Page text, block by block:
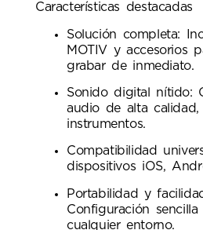
Características destacadas
Solución completa:
MOTIV y accesorios
grabar de inmediato.
Sonido digital nítido:
audio de alta
instrumentos.
Compatibilidad
dispositivos iOS,
Portabilidad y
Configuración
cualquier entorno.